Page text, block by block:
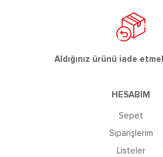
Aldığınız ürünü iade
HESABIM
Sepet
Siparişlerim
Listeler